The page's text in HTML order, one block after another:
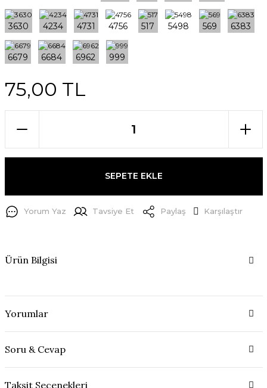
75,00 TL
SEPETE EKLE
Yorum Yaz Tavsiye Et Paylaş Karşılaştır
Ürün Bilgisi
Yorumlar
Soru & Cevap
Taksit Seçenekleri